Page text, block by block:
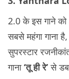
2.0 के इस गाने को
सबसे महंगा गाना
सुपरस्टार
गाना‘तू ही रे’से डब